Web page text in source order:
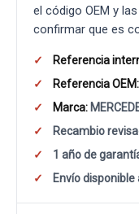
el código OEM y
confirmar que es
Referencia
Referencia OEM:
Marca:
Recambio
1 año de
Envío disponible